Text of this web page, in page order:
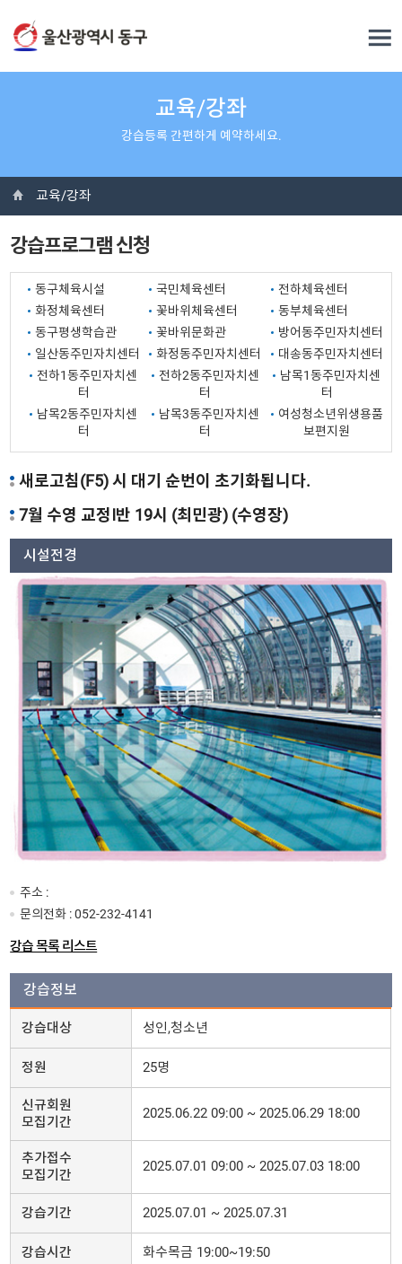
교육/강좌
강습등록 간편하게 예약하세요.
교육/강좌
강습프로그램 신청
동구체육시설 국민체육센터
전하체육센터
화정체육센터
꽃바위체육센터
동부체육센터
동구평생학습관
꽃바위문화관
방어동주민자치센터
일산동주민자치센터
화정동주민자치센터
대송동주민자치센터
전하1동주민자치센
터
전하2동주민자치센
터
남목1동주민자치센
터
남목2동주민자치센
터
남목3동주민자치센
터
여성청소년위생용품
보편지원
새로고침(F5) 시 대기 순번이 초기화됩니다.
7월 수영 교정Ⅰ반 19시 (최민광) (수영장)
시설전경
주소 :
문의전화 :052-232-4141
강습 목록 리스트
강습정보
강습대상 성인,청소년
정원 25명
신규회원
모집기간
2025.06.22 09:00 ~ 2025.06.29 18:00
추가접수
모집기간
2025.07.01 09:00 ~ 2025.07.03 18:00
강습기간 2025.07.01 ~ 2025.07.31
강습시간 화수목금 19:00~19:50